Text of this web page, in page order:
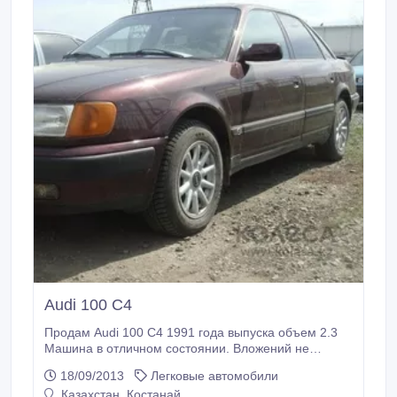
(водитель, пассажир) Объём двигателя 4.
Audi 100 C4
Продам Audi 100 C4 1991 года выпуска объем 2.3
Машина в отличном состоянии. Вложений не
+77772208121.
18/09/2013
Легковые автомобили